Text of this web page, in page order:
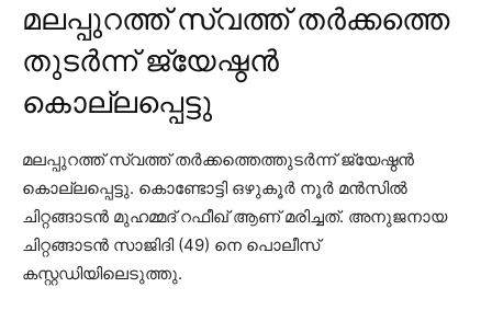
മലപ്പുറത്ത് സ്വത്ത് തർക്കത്തെ
തുടർന്ന് ജ്യേഷ്ഠൻ
കൊല്ലപ്പെട്ടു
മലപ്പുറത്ത് സ്വത്ത് തര്‍ക്കത്തെത്തുടര്‍ന്ന് ജ്യേഷ്ഠന്‍
കൊല്ലപ്പെട്ടു. കൊണ്ടോട്ടി ഒഴുകൂര്‍ നൂര്‍ മന്‍സില്‍
ചിറ്റങ്ങാടന്‍ മുഹമ്മദ് റഫീഖ് ആണ് മരിച്ചത്. അനുജനായ
ചിറ്റങ്ങാടന്‍ സാജിദി (49) നെ പൊലീസ്
കസ്റ്റഡിയിലെടുത്തു.